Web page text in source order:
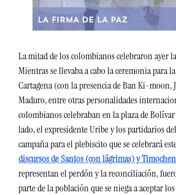
La mitad de los colombianos celebraron ayer
Mientras se llevaba a cabo la ceremonia para
Cartagena (con la presencia de Ban Ki-moon,
Maduro, entre otras personalidades
colombianos celebraban en la plaza de
lado, el expresidente Uribe y los partidarios
discursos de Santos (con lágrimas) y
representan el perdón y la reconciliación,
parte de la población que se niega a aceptar